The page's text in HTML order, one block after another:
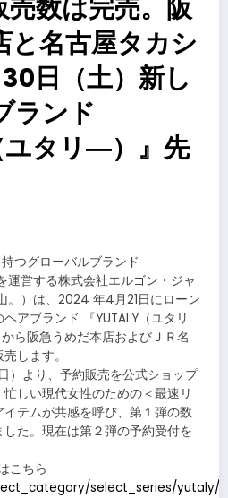
売数は完売。阪
と名古屋タカシ
日（土）新し
ランド
ユタリ―）』先
つグローバルブランド
運営する株式会社エルゴン・ジャ
。）は、2024 年4⽉21⽇にローン
アブランド 『YUTALY（ユタリ
ら阪急うめだ本店およびＪＲ名
します。
）より、予約販売を公式ショップ
しい現代女性のための＜最速リ
テムが共感を呼び、第１弾の数
た。現在は第２弾の予約受付を
こちら
select_series/yutaly/